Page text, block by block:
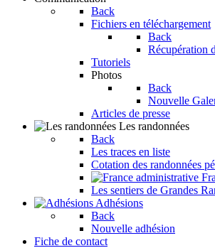
Back
Fichiers en téléchargement
Back
Récupération
Tutoriels
Photos
Back
Nouvelle
Articles de presse
Les randonnées
Back
Les traces en liste
Cotation des randonnées
Les sentiers de Grandes
Adhésions
Back
Nouvelle adhésion
Fiche de contact